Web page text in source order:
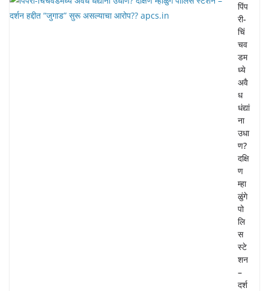
पिंप
री-
चिं
चव
डम
ध्ये
अवै
ध
धंद्यां
ना
उधा
ण?
दक्षि
ण
म्हा
ळुंगे
पो
लि
स
स्टे
शन
–
दर्श